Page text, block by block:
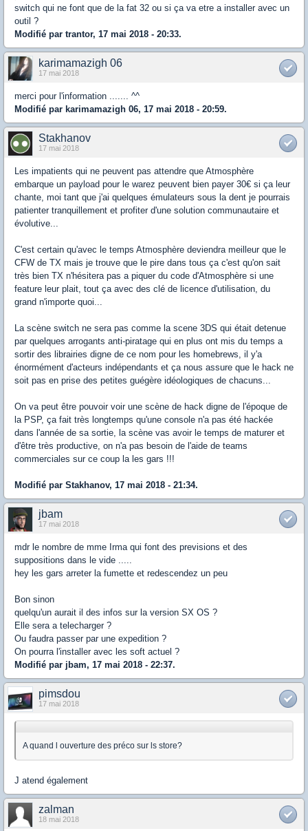
switch qui ne font que de la fat 32 ou si ça va etre a installer avec un
outil ?
Modifié par trantor, 17 mai 2018 - 20:33.
karimamazigh 06
17 mai 2018
merci pour l'information ....... ^^
Modifié par karimamazigh 06, 17 mai 2018 - 20:59.
Stakhanov
17 mai 2018
Les impatients qui ne peuvent pas attendre que Atmosphère
embarque un payload pour le warez peuvent bien payer 30€ si ça leur
chante, moi tant que j'ai quelques émulateurs sous la dent je pourrais
patienter tranquillement et profiter d'une solution communautaire et
évolutive...
C'est certain qu'avec le temps Atmosphère deviendra meilleur que le
CFW de TX mais je trouve que le pire dans tous ça c'est qu'on sait
très bien TX n'hésitera pas a piquer du code d'Atmosphère si une
feature leur plait, tout ça avec des clé de licence d'utilisation, du
grand n'importe quoi...
La scène switch ne sera pas comme la scene 3DS qui était detenue
par quelques arrogants anti-piratage qui en plus ont mis du temps a
sortir des librairies digne de ce nom pour les homebrews, il y'a
énormément d'acteurs indépendants et ça nous assure que le hack ne
soit pas en prise des petites guégère idéologiques de chacuns...
On va peut être pouvoir voir une scène de hack digne de l'époque de
la PSP, ça fait très longtemps qu'une console n'a pas été hackée
dans l'année de sa sortie, la scène vas avoir le temps de maturer et
d'être très productive, on n'a pas besoin de l'aide de teams
commerciales sur ce coup la les gars !!!
Modifié par Stakhanov, 17 mai 2018 - 21:34.
jbam
17 mai 2018
mdr le nombre de mme Irma qui font des previsions et des
suppositions dans le vide .....
hey les gars arreter la fumette et redescendez un peu
Bon sinon
quelqu'un aurait il des infos sur la version SX OS ?
Elle sera a telecharger ?
Ou faudra passer par une expedition ?
On pourra l'installer avec les soft actuel ?
Modifié par jbam, 17 mai 2018 - 22:37.
pimsdou
17 mai 2018
A quand l ouverture des préco sur ls store?
J atend également
zalman
18 mai 2018